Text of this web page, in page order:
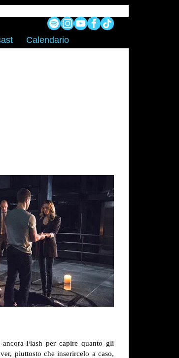
Calendario
Flash per capire quanto gli
piuttosto che inserircelo a caso,